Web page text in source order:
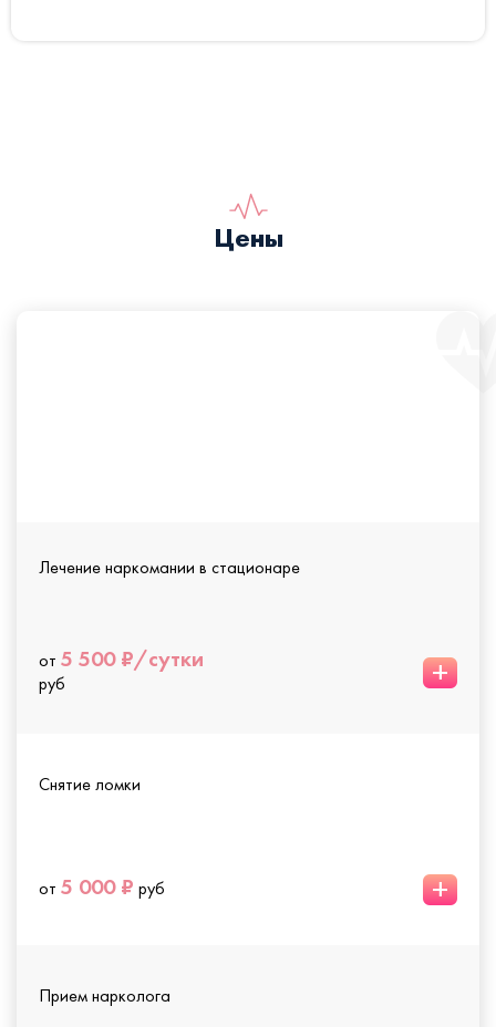
Цены
Лечение наркомании в стационаре
от 5 500 ₽/сутки
руб +
Снятие ломки
от 5 000 ₽ руб +
Прием нарколога